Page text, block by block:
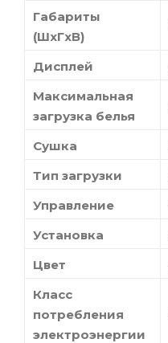
Габариты
(ШxГxВ)
Дисплей
Максимальная
загрузка белья
Сушка
Тип загрузки
Управление
Установка
Цвет
Класс
потребления
электроэнергии